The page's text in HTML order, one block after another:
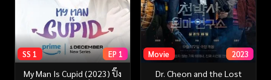
SS 1 EP 1
My Man Is Cupid (2023) ปิ๊ง
Movie 2023
Dr. Cheon and the Lost